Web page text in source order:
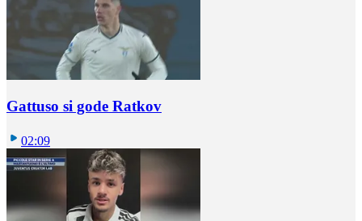
Gattuso si gode Ratkov
02:09